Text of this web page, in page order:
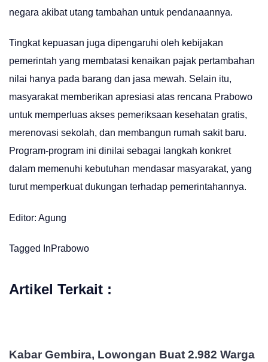
negara akibat utang tambahan untuk pendanaannya.
Tingkat kepuasan juga dipengaruhi oleh kebijakan
pemerintah yang membatasi kenaikan pajak pertambahan
nilai hanya pada barang dan jasa mewah. Selain itu,
masyarakat memberikan apresiasi atas rencana Prabowo
untuk memperluas akses pemeriksaan kesehatan gratis,
merenovasi sekolah, dan membangun rumah sakit baru.
Program-program ini dinilai sebagai langkah konkret
dalam memenuhi kebutuhan mendasar masyarakat, yang
turut memperkuat dukungan terhadap pemerintahannya.
Editor: Agung
Tagged InPrabowo
Artikel Terkait :
Kabar Gembira, Lowongan Buat 2.982 Warga